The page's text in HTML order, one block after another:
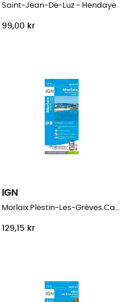
Saint-Jean-De-Luz - Hendaye
99,00 kr
IGN
Morlaix.Plestin-Les-Grèves.Carantec
129,15 kr